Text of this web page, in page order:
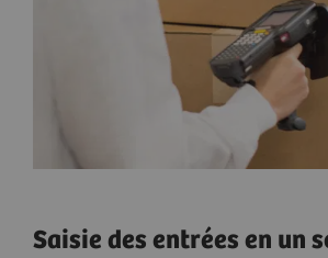
Saisie des entrées en un